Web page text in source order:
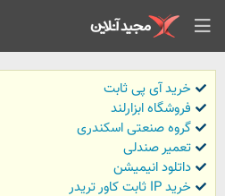
خرید آی پی ثابت
فروشگاه ابزارلند
گروه صنعتی اسکندری
تعمیر صندلی
داتلود انیمیشن
خرید IP ثابت کاور تریدر